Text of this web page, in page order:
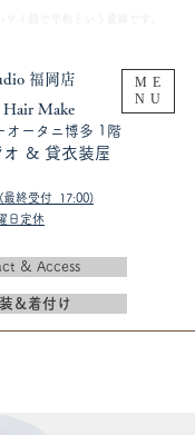
福岡店
& Access
ME
NU
終受付 17:00)​
日定休
Make
オータニ博多 1階
オ & 貸衣装屋
＆着付け